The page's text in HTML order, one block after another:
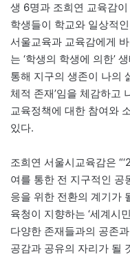
생 6명과 조희연 교육감이
학생들이 학교와 일상적
서울교육과 교육감에게
는 ‘학생의 학생에 의한’
통해 지구의 생존이 나의
체적 존재’임을 체감하고
교육정책에 대한 참여와
있다.
조희연 서울시교육감은
여를 통한 전 지구적인 공
응을 위한 전환의 계기가
육청이 지향하는 ‘세계시
다양한 존재들과의 공존
공감과 공유의 자리가 될